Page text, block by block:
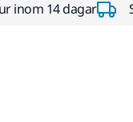
inom 14 dagar